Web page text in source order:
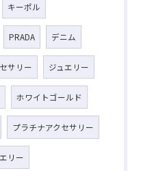
キーポル
PRADA デニム
サリー ジュエリー
ホワイトゴールド
プラチナアクセサリー
リー